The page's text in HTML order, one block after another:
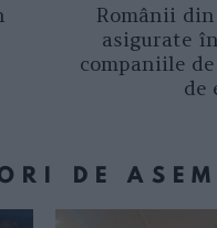
Românii
asigurate
companiile
de
DE